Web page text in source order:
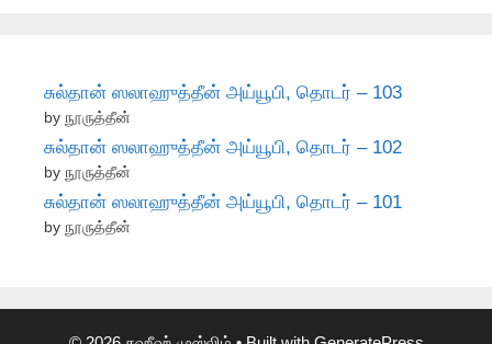
சுல்தான் ஸலாஹுத்தீன் அய்யூபி, தொடர் – 103
by நூருத்தீன்
சுல்தான் ஸலாஹுத்தீன் அய்யூபி, தொடர் – 102
by நூருத்தீன்
சுல்தான் ஸலாஹுத்தீன் அய்யூபி, தொடர் – 101
by நூருத்தீன்